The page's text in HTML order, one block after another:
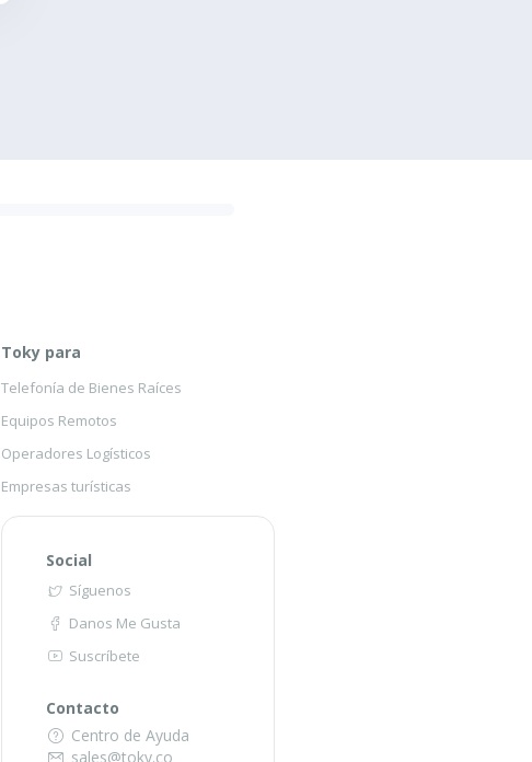
Toky para
Telefonía de Bienes Raíces
Equipos Remotos
Operadores Logísticos
Empresas turísticas
Social
Síguenos
Danos Me Gusta
Suscríbete
Contacto
Centro de Ayuda
sales@toky.co